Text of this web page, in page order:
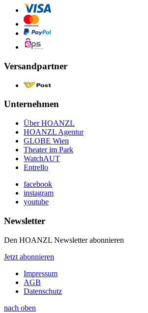
Versandpartner
Unternehmen
Über HOANZL
HOANZL Agentur
GLOBE Wien
Theater im Park
WatchAUT
Entrello
facebook
instagram
youtube
Newsletter
Den HOANZL Newsletter abonnieren
Jetzt abonnieren
Impressum
AGB
Datenschutz
nach oben